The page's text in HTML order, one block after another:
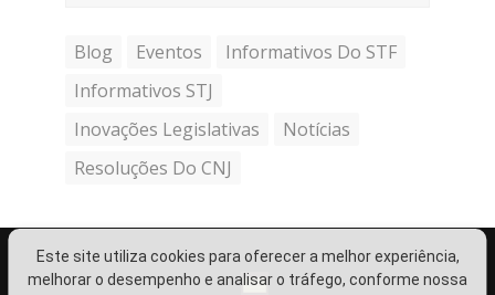
Este site utiliza cookies para oferecer a melhor experiência,
melhorar o desempenho e analisar o tráfego, conforme nossa
Blog Eventos
Informativos Do STF
Informativos STJ
Inovações Legislativas
Notícias
Resoluções Do CNJ